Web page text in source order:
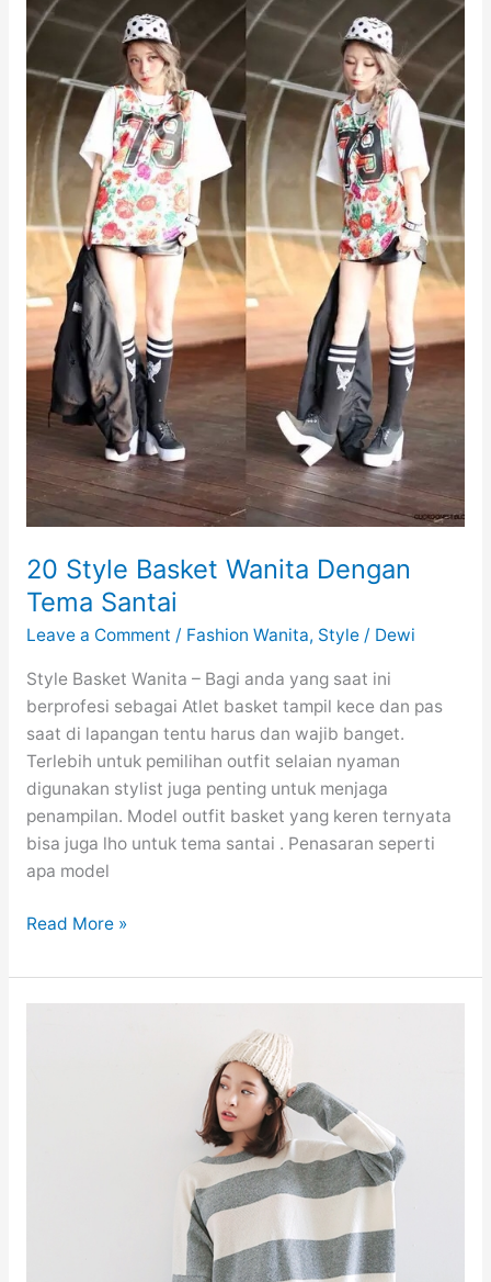
20 Style Basket Wanita Dengan
Tema Santai
Leave a Comment / Fashion Wanita, Style/ Dewi
Style Basket Wanita – Bagi anda yang saat ini
berprofesi sebagai Atlet basket tampil kece dan pas
saat di lapangan tentu harus dan wajib banget.
Terlebih untuk pemilihan outfit selaian nyaman
digunakan stylist juga penting untuk menjaga
penampilan. Model outfit basket yang keren ternyata
bisa juga lho untuk tema santai . Penasaran seperti
apa model
20
Basket
Wanita
Read More »